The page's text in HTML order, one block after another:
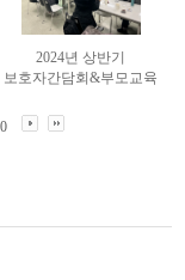
2024년 상반기
보호자간담회&부모교육